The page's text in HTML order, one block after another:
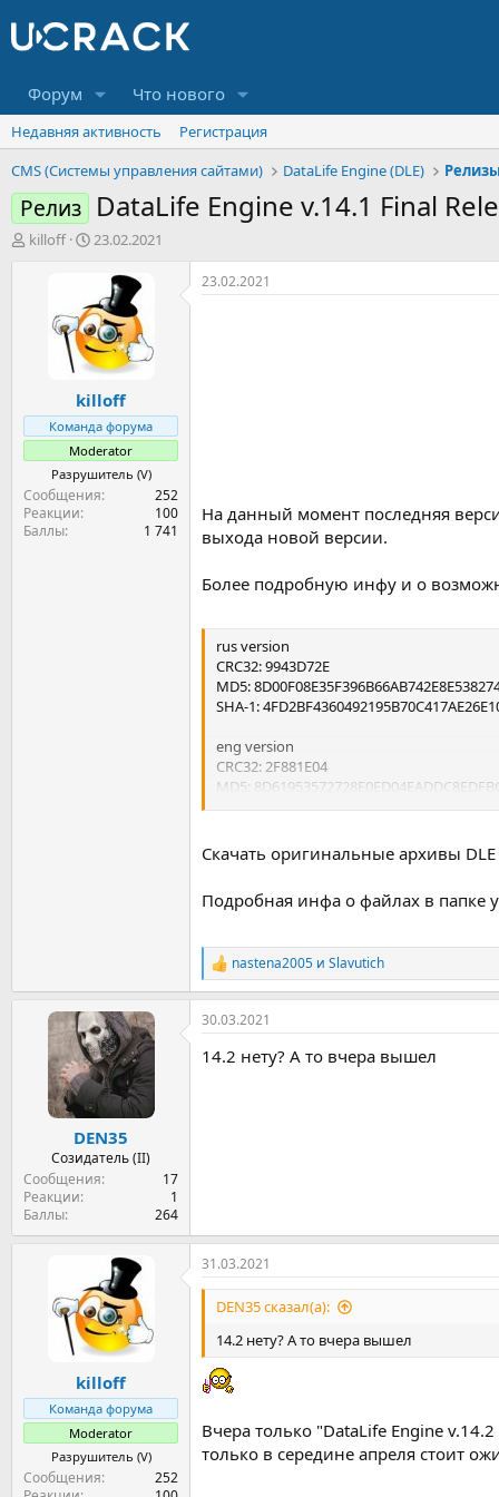
Форум Что нового
Недавняя активность
Регистрация
CMS (Системы управления сайтами)
DataLife Engine (DLE)
Релиз DataLife Engine v.14.1 Final
А
killoff
Д
а
н
а
ч
а
л
а
23.02.2021
killoff
Команда форума
Moderator
Разрушитель (V)
Сообщения
252
Реакции
100
Баллы
1 741
23.02.2021
На данный момент последняя
выхода новой версии.
Более подробную инфу и о
rus version
CRC32: 9943D72E
MD5:
SHA-1:
eng version
CRC32: 2F881E04
MD5:
SHA-1:
хэш суммы активны на момент заливки
Скачать оригинальные архивы
Подробная инфа о файлах в папке
Р
е
а
к
и
nastena2005 и Slavutich
DEN35
Созидатель (II)
Сообщения
17
Реакции
1
Баллы
264
30.03.2021
14.2 нету? А то вчера вышел
killoff
Команда форума
Moderator
Разрушитель (V)
Сообщения
252
31.03.2021
DEN35 сказал(а):
14.2 нету? А то вчера вышел
Вчера только "DataLife Engine
только в середине апреля стоит